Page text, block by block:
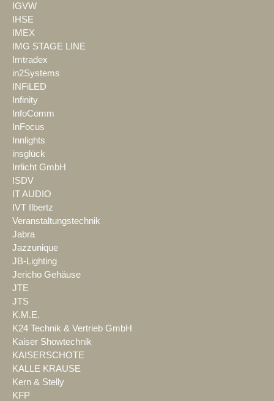
IGVW
IHSE
IMEX
IMG STAGE LINE
Imtradex
in2Systems
INFiLED
Infinity
InfoComm
InFocus
Innlights
insglück
Irrlicht GmbH
ISDV
IT AUDIO
IVT Ilbertz
Veranstaltungstechnik
Jabra
Jazzunique
JB-Lighting
Jericho Gehäuse
JTE
JTS
K.M.E.
K24 Technik & Vertrieb GmbH
Kaiser Showtechnik
KAISERSCHOTE
KALLE KRAUSE
Kern & Stelly
KFP